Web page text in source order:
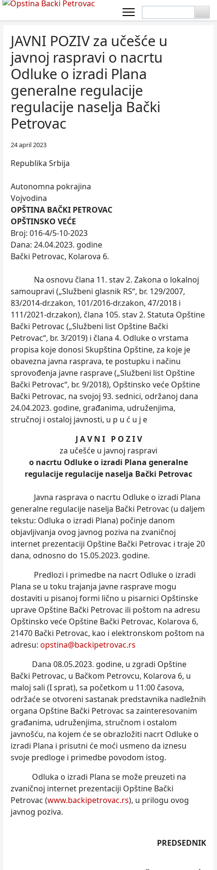
JAVNI POZIV za učešće u
javnoj raspravi o nacrtu
Odluke o izradi Plana
generalne regulacije
regulacije naselјa Bački
Petrovac
24 april 2023
Republika Srbija
Autonomna pokrajina
Vojvodina
OPŠTINA BAČKI PETROVAC
OPŠTINSKO VEĆE
Broj: 016-4/5-10-2023
Dana: 24.04.2023. godine
Bački Petrovac, Kolarova 6.
Na osnovu člana 11. stav 2. Zakona o lokalnoj
samoupravi („Službeni glasnik RS“, br. 129/2007,
83/2014-dr.zakon, 101/2016-dr.zakon, 47/2018 i
111/2021-dr.zakon), člana 105. stav 2. Statuta Opštine
Bački Petrovac („Službeni list Opštine Bački
Petrovac“, br. 3/2019) i člana 4. Odluke o vrstama
propisa koje donosi Skupština Opštine, za koje je
obavezna javna rasprava, te postupku i načinu
sprovođenja javne rasprave („Službeni list Opštine
Bački Petrovac“, br. 9/2018), Opštinsko veće Opštine
Bački Petrovac, na svojoj 93. sednici, održanoj dana
24.04.2023. godine, građanima, udruženjima,
stručnoj i ostaloj javnosti, u p u ć u j e
J A V N I P O Z I V
za učešće u javnoj raspravi
o nacrtu Odluke o izradi Plana generalne
regulacije regulacije naselјa Bački Petrovac
Javna rasprava o nacrtu Odluke o izradi Plana
generalne regulacije naselјa Bački Petrovac (u dalјem
tekstu: Odluka o izradi Plana) počinje danom
objavlјivanja ovog javnog poziva na zvaničnoj
internet prezentaciji Opštine Bački Petrovac i traje 20
dana, odnosno do 15.05.2023. godine.
Predlozi i primedbe na nacrt Odluke o izradi
Plana se u toku trajanja javne rasprave mogu
dostaviti u pisanoj formi lično u pisarnici Opštinske
uprave Opštine Bački Petrovac ili poštom na adresu
Opštinsko veće Opštine Bački Petrovac, Kolarova 6,
21470 Bački Petrovac, kao i elektronskom poštom na
adresu: opstina@backipetrovac.rs
Dana 08.05.2023. godine, u zgradi Opštine
Bački Petrovac, u Bačkom Petrovcu, Kolarova 6, u
maloj sali (I sprat), sa početkom u 11:00 časova,
održaće se otvoreni sastanak predstavnika nadležnih
organa Opštine Bački Petrovac sa zainteresovanim
građanima, udruženjima, stručnom i ostalom
javnošću, na kojem će se obrazložiti nacrt Odluke o
izradi Plana i prisutni će moći usmeno da iznesu
svoje predloge i primedbe povodom istog.
Odluka o izradi Plana se može preuzeti na
zvaničnoj internet prezentaciji Opštine Bački
Petrovac (www.backipetrovac.rs), u prilogu ovog
javnog poziva.
PREDSEDNIK